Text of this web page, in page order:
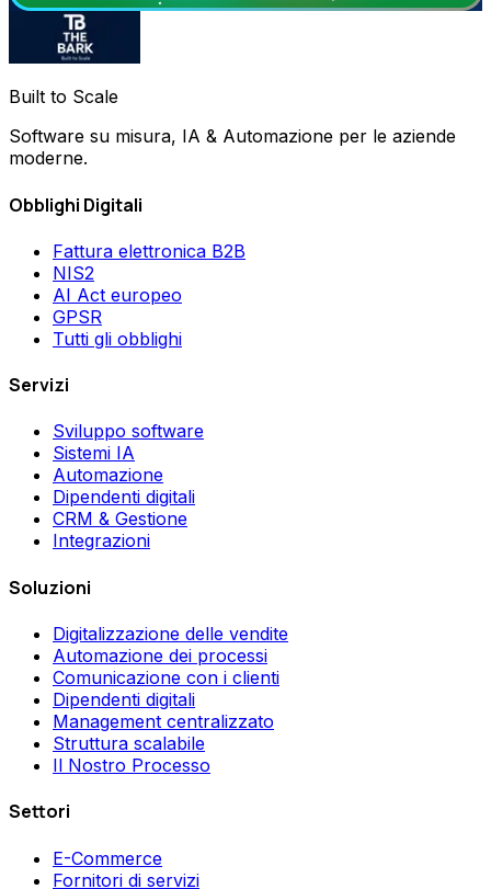
Built to Scale
Software su misura, IA & Automazione per le aziende
moderne.
Obblighi Digitali
Fattura elettronica B2B
NIS2
AI Act europeo
GPSR
Tutti gli obblighi
Servizi
Sviluppo software
Sistemi IA
Automazione
Dipendenti digitali
CRM & Gestione
Integrazioni
Soluzioni
Digitalizzazione delle vendite
Automazione dei processi
Comunicazione con i clienti
Dipendenti digitali
Management centralizzato
Struttura scalabile
Il Nostro Processo
Settori
E-Commerce
Fornitori di servizi